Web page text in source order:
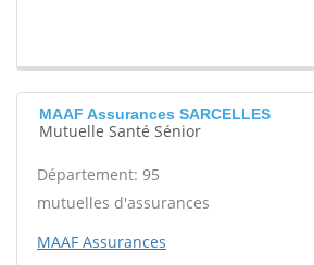
MAAF Assurances SARCELLES
Mutuelle Santé Sénior
Département: 95
mutuelles d'assurances
MAAF Assurances